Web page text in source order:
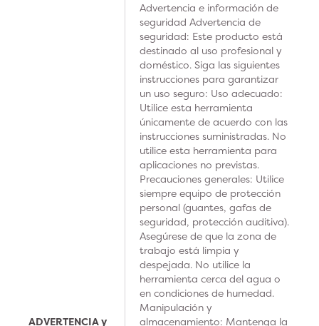
ADVERTENCIA y
Advertencia e información de
seguridad Advertencia de
seguridad: Este producto está
destinado al uso profesional y
doméstico. Siga las siguientes
instrucciones para garantizar
un uso seguro: Uso adecuado:
Utilice esta herramienta
únicamente de acuerdo con las
instrucciones suministradas. No
utilice esta herramienta para
aplicaciones no previstas.
Precauciones generales: Utilice
siempre equipo de protección
personal (guantes, gafas de
seguridad, protección auditiva).
Asegúrese de que la zona de
trabajo está limpia y
despejada. No utilice la
herramienta cerca del agua o
en condiciones de humedad.
Manipulación y
almacenamiento: Mantenga la